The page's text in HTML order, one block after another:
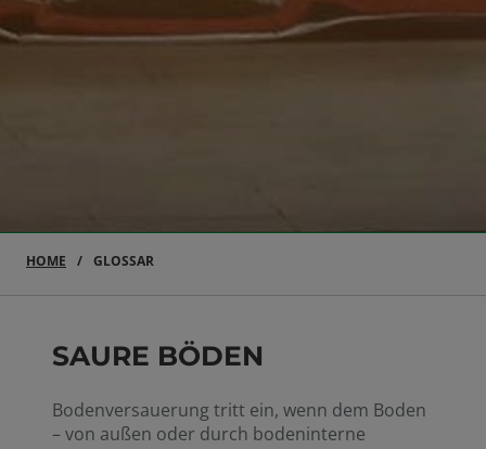
HOME GLOSSAR
SAURE BÖDEN
Bodenversauerung tritt ein, wenn dem Boden
– von außen oder durch bodeninterne